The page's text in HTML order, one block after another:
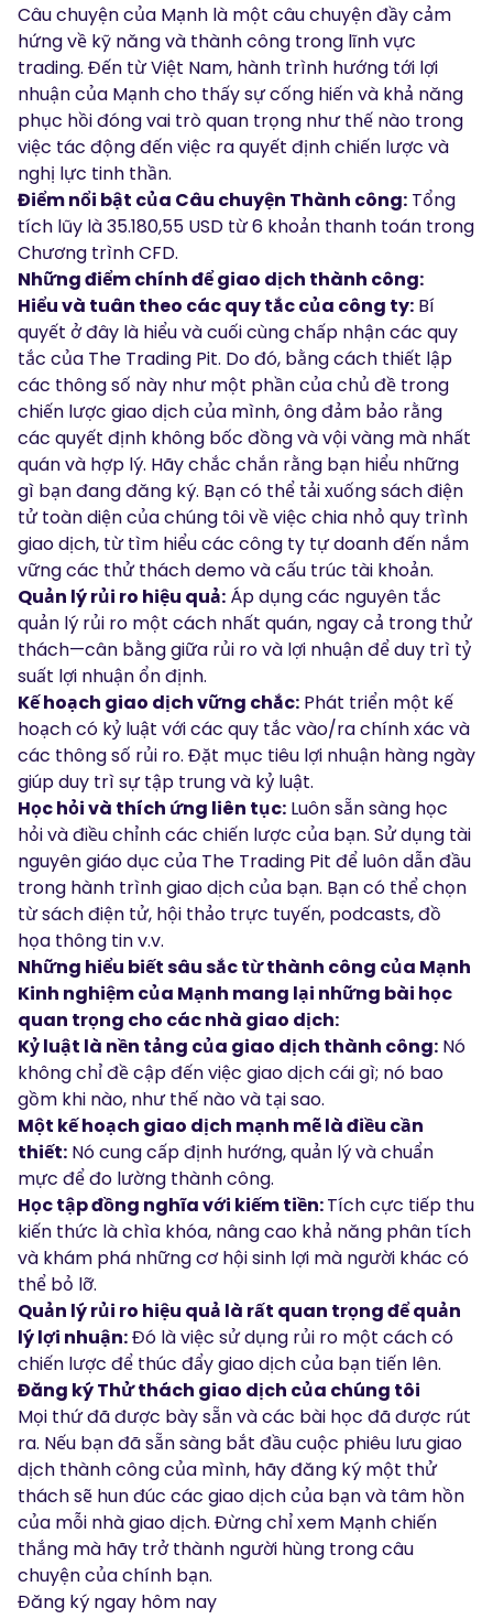
Câu chuyện của Mạnh là một câu chuyện đầy cảm
hứng về kỹ năng và thành công trong lĩnh vực
trading. Đến từ Việt Nam, hành trình hướng tới lợi
nhuận của Mạnh cho thấy sự cống hiến và khả năng
phục hồi đóng vai trò quan trọng như thế nào trong
việc tác động đến việc ra quyết định chiến lược và
nghị lực tinh thần.
Điểm nổi bật của Câu chuyện Thành công: Tổng
tích lũy là 35.180,55 USD từ 6 khoản thanh toán trong
Chương trình CFD.
Những điểm chính để giao dịch thành công:
Hiểu và tuân theo các quy tắc của công ty: Bí
quyết ở đây là hiểu và cuối cùng chấp nhận các quy
tắc của The Trading Pit. Do đó, bằng cách thiết lập
các thông số này như một phần của chủ đề trong
chiến lược giao dịch của mình, ông đảm bảo rằng
các quyết định không bốc đồng và vội vàng mà nhất
quán và hợp lý. Hãy chắc chắn rằng bạn hiểu những
gì bạn đang đăng ký. Bạn có thể tải xuốngsách điện
tửtoàn diện của chúng tôi về việc chia nhỏ quy trình
giao dịch, từ tìm hiểu các công ty tự doanh đến nắm
vững các thử thách demo và cấu trúc tài khoản.
Quản lý rủi ro hiệu quả: Áp dụng các nguyên tắc
quản lý rủi ro một cách nhất quán, ngay cả trong thử
thách—cân bằng giữa rủi ro và lợi nhuận để duy trì tỷ
suất lợi nhuận ổn định.
Kế hoạch giao dịch vững chắc: Phát triển một kế
hoạch có kỷ luật với các quy tắc vào/ra chính xác và
các thông số rủi ro. Đặt mục tiêu lợi nhuận hàng ngày
giúp duy trì sự tập trung và kỷ luật.
Học hỏi và thích ứng liên tục: Luôn sẵn sàng học
hỏi và điều chỉnh các chiến lược của bạn. Sử dụng tài
nguyên giáo dục của The Trading Pit để luôn dẫn đầu
trong hành trình giao dịch của bạn. Bạn có thể chọn
từsách điện tử, hội thảo trực tuyến, podcasts,đồ
họa thông tinv.v.
Những hiểu biết sâu sắc từ thành công của Mạnh
Kinh nghiệm của Mạnh mang lại những bài học
quan trọng cho các nhà giao dịch:
Kỷ luật là nền tảng của giao dịch thành công: Nó
không chỉ đề cập đến việc giao dịch cái gì; nó bao
gồm khi nào, như thế nào và tại sao.
Một kế hoạch giao dịch mạnh mẽ là điều cần
thiết: Nó cung cấp định hướng, quản lý và chuẩn
mực để đo lường thành công.
Học tập đồng nghĩa với kiếm tiền:Tích cực tiếp thu
kiến thức là chìa khóa, nâng cao khả năng phân tích
và khám phá những cơ hội sinh lợi mà người khác có
thể bỏ lỡ.
Quản lý rủi ro hiệu quả là rất quan trọng để quản
lý lợi nhuận:Đó là việc sử dụng rủi ro một cách có
chiến lược để thúc đẩy giao dịch của bạn tiến lên.
Đăng ký Thử thách giao dịch của chúng tôi
Mọi thứ đã được bày sẵn và các bài học đã được rút
ra. Nếu bạn đã sẵn sàng bắt đầu cuộc phiêu lưu giao
dịch thành công của mình, hãy đăng ký một thử
thách sẽ hun đúc các giao dịch của bạn và tâm hồn
của mỗi nhà giao dịch. Đừng chỉ xem Mạnh chiến
thắng mà hãy trở thành người hùng trong câu
chuyện của chính bạn.
Đăng ký ngay hôm nay